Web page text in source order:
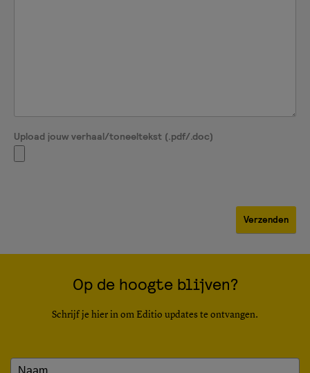
Upload jouw verhaal/toneeltekst (.pdf/.doc)
Op de hoogte blijven?
Schrijf je hier in om Editio updates te ontvangen.